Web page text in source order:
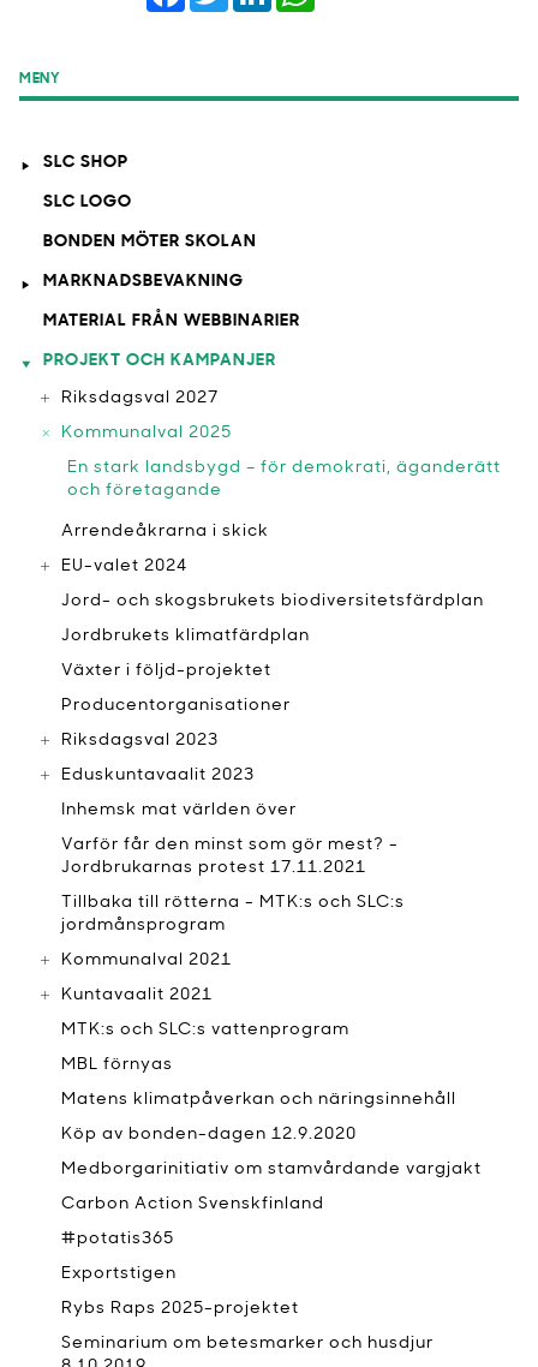
MENY
SLC SHOP
SLC LOGO
BONDEN MÖTER SKOLAN
MARKNADSBEVAKNING
MATERIAL FRÅN WEBBINARIER
PROJEKT OCH KAMPANJER
Riksdagsval 2027
Kommunalval 2025
En stark landsbygd – för demokrati, äganderätt
och företagande
Arrendeåkrarna i skick
EU-valet 2024
Jord- och skogsbrukets biodiversitetsfärdplan
Jordbrukets klimatfärdplan
Växter i följd-projektet
Producentorganisationer
Riksdagsval 2023
Eduskuntavaalit 2023
Inhemsk mat världen över
Varför får den minst som gör mest? -
Jordbrukarnas protest 17.11.2021
Tillbaka till rötterna - MTK:s och SLC:s
jordmånsprogram
Kommunalval 2021
Kuntavaalit 2021
MTK:s och SLC:s vattenprogram
MBL förnyas
Matens klimatpåverkan och näringsinnehåll
Köp av bonden-dagen 12.9.2020
Medborgarinitiativ om stamvårdande vargjakt
Carbon Action Svenskfinland
#potatis365
Exportstigen
Rybs Raps 2025-projektet
Seminarium om betesmarker och husdjur